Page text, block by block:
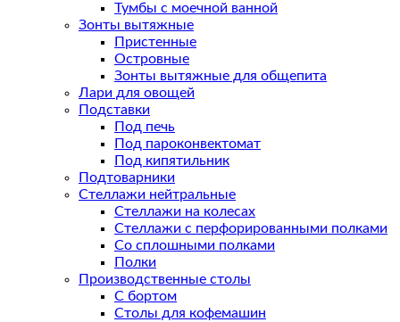
Тумбы с моечной ванной
Зонты вытяжные
Пристенные
Островные
Зонты вытяжные для общепита
Лари для овощей
Подставки
Под печь
Под пароконвектомат
Под кипятильник
Подтоварники
Стеллажи нейтральные
Стеллажи на колесах
Стеллажи с перфорированными полками
Со сплошными полками
Полки
Производственные столы
С бортом
Столы для кофемашин